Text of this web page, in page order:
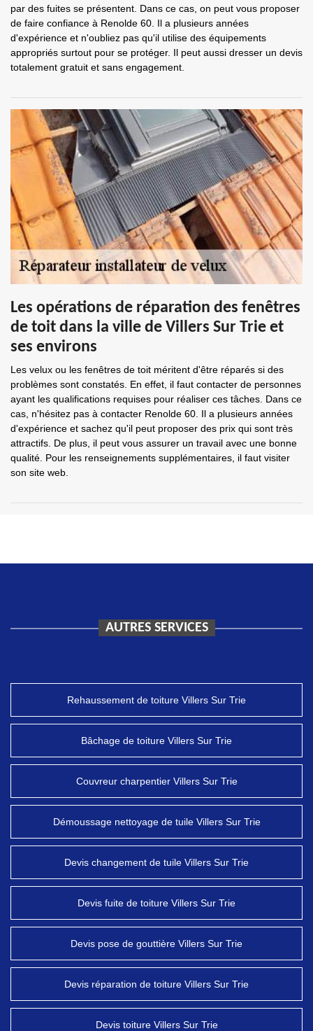
par des fuites se présentent. Dans ce cas, on peut vous proposer
de faire confiance à Renolde 60. Il a plusieurs années
d'expérience et n'oubliez pas qu'il utilise des équipements
appropriés surtout pour se protéger. Il peut aussi dresser un devis
totalement gratuit et sans engagement.
Les opérations de réparation des fenêtres
de toit dans la ville de Villers Sur Trie et
ses environs
Les velux ou les fenêtres de toit méritent d'être réparés si des
problèmes sont constatés. En effet, il faut contacter de personnes
ayant les qualifications requises pour réaliser ces tâches. Dans ce
cas, n'hésitez pas à contacter Renolde 60. Il a plusieurs années
d'expérience et sachez qu'il peut proposer des prix qui sont très
attractifs. De plus, il peut vous assurer un travail avec une bonne
qualité. Pour les renseignements supplémentaires, il faut visiter
son site web.
AUTRES SERVICES
Rehaussement de toiture Villers Sur Trie
Bâchage de toiture Villers Sur Trie
Couvreur charpentier Villers Sur Trie
Démoussage nettoyage de tuile Villers Sur Trie
Devis changement de tuile Villers Sur Trie
Devis fuite de toiture Villers Sur Trie
Devis pose de gouttière Villers Sur Trie
Devis réparation de toiture Villers Sur Trie
Devis toiture Villers Sur Trie